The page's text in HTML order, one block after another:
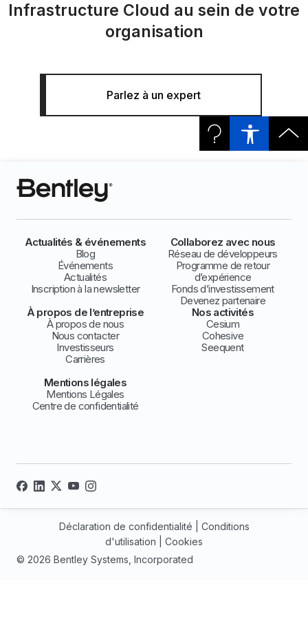
Infrastructure Cloud au sein de votre
organisation
Parlez à un expert
Actualités & événements
Blog
Événements
Actualités
Inscription à la newsletter
Collaborez avec nous
Réseau de développeurs
Programme de retour
d’expérience
Fonds d’investissement
Devenez partenaire
À propos de l’entreprise
À propos de nous
Nous contacter
Investisseurs
Carrières
Nos activités
Cesium
Cohesive
Seequent
Mentions légales
Mentions Légales
Centre de confidentialité
© 2026 Bentley Systems, Incorporated
Déclaration de confidentialité
Conditions
d'utilisation
Cookies